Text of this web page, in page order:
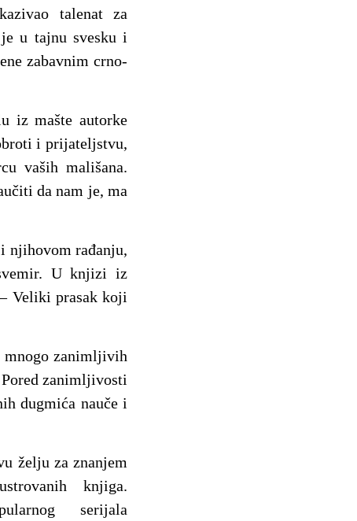
talenat za
u tajnu svesku i
zabavnim crno-
iz mašte autorke
i prijateljstvu,
vaših mališana.
da nam je, ma
njihovom rađanju,
U knjizi iz
Veliki prasak koji
mnogo zanimljivih
zanimljivosti
dugmića nauče i
želju za znanjem
knjiga.
serijala